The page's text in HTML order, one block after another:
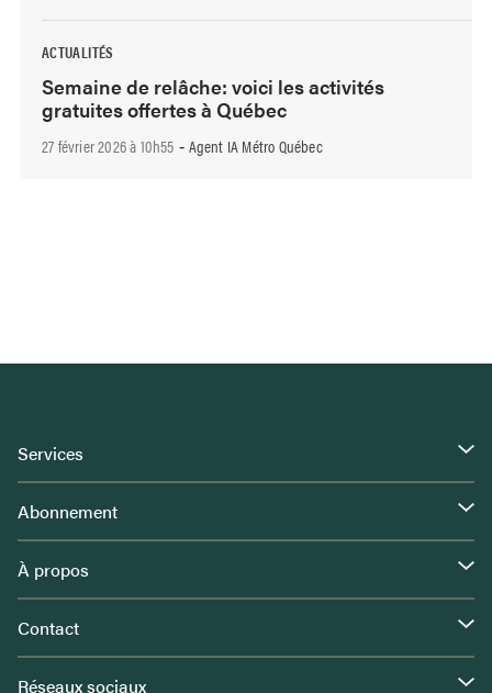
ACTUALITÉS
Semaine de relâche: voici les activités
gratuites offertes à Québec
27 février 2026 à 10h55 - Agent IA Métro Québec
Services
Abonnement
À propos
Contact
Réseaux sociaux